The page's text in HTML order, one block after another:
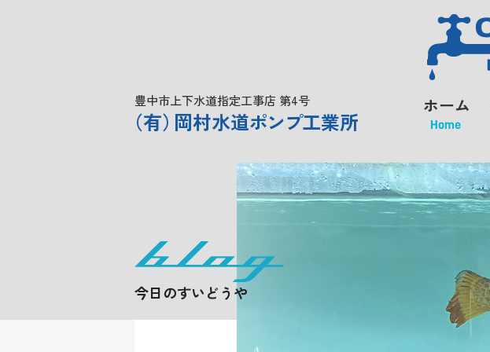
豊中市上下水道指定工事店 第4号
（有） 岡村水道ポンプ工業所
ホーム
Home
今日のすいどうや